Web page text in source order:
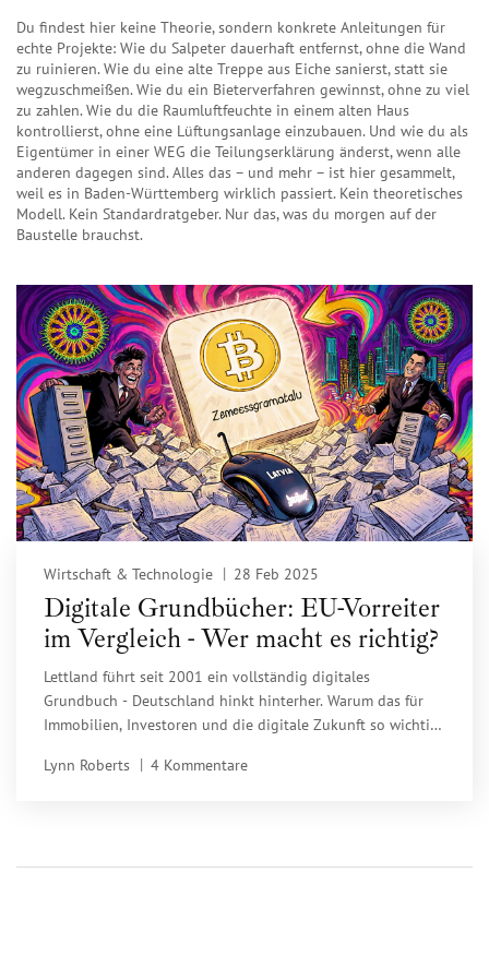
Du findest hier keine Theorie, sondern konkrete Anleitungen für
echte Projekte: Wie du Salpeter dauerhaft entfernst, ohne die Wand
zu ruinieren. Wie du eine alte Treppe aus Eiche sanierst, statt sie
wegzuschmeißen. Wie du ein Bieterverfahren gewinnst, ohne zu viel
zu zahlen. Wie du die Raumluftfeuchte in einem alten Haus
kontrollierst, ohne eine Lüftungsanlage einzubauen. Und wie du als
Eigentümer in einer WEG die Teilungserklärung änderst, wenn alle
anderen dagegen sind. Alles das – und mehr – ist hier gesammelt,
weil es in Baden-Württemberg wirklich passiert. Kein theoretisches
Modell. Kein Standardratgeber. Nur das, was du morgen auf der
Baustelle brauchst.
Wirtschaft & Technologie 28 Feb 2025
Digitale Grundbücher: EU-Vorreiter
im Vergleich - Wer macht es richtig?
Lettland führt seit 2001 ein vollständig digitales
Grundbuch - Deutschland hinkt hinterher. Warum das für
Immobilien, Investoren und die digitale Zukunft so wichtig
Lynn Roberts
4 Kommentare